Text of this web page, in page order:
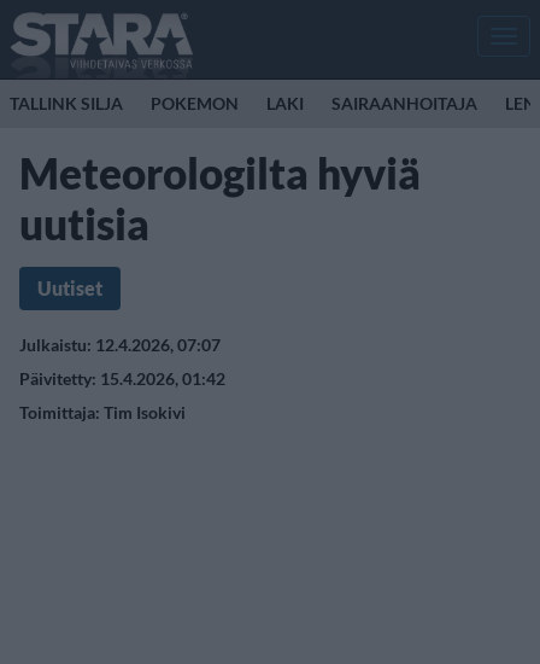
TALLINK SILJA POKEMON LAKI SAIRAANHOITAJA
Meteorologilta hyviä
uutisia
Uutiset
Julkaistu: 12.4.2026, 07:07
Päivitetty: 15.4.2026, 01:42
Toimittaja: Tim Isokivi